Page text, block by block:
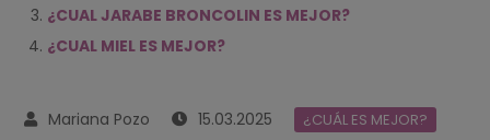
¿CUAL JARABE BRONCOLIN ES MEJOR?
¿CUAL MIEL ES MEJOR?
15.03.2025 ¿CUÁL ES MEJOR?